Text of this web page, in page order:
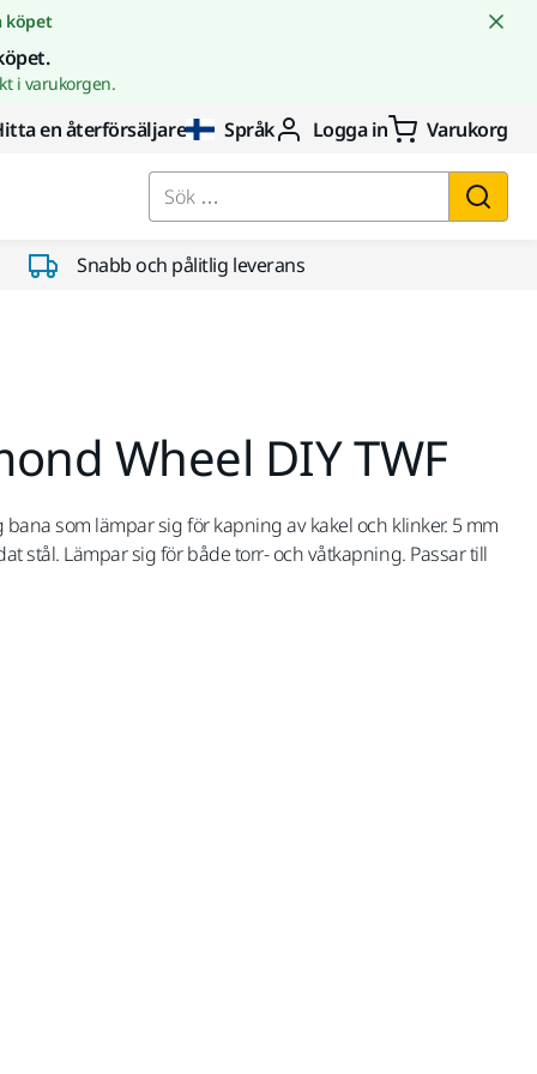
köpet
i varukorgen.
en återförsäljare Språk Logga in Varukorg
Sök …
Snabb och pålitlig leverans
Wheel DIY TWF
som lämpar sig för kapning av kakel och klinker. 5 mm
stål. Lämpar sig för både torr- och våtkapning. Passar till